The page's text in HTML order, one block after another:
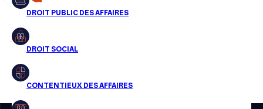
Droit public des affaires
Droit social
Droit immobilier
Restructuring
transactions, jour après
jour
Aucun résultats pour cette recherche